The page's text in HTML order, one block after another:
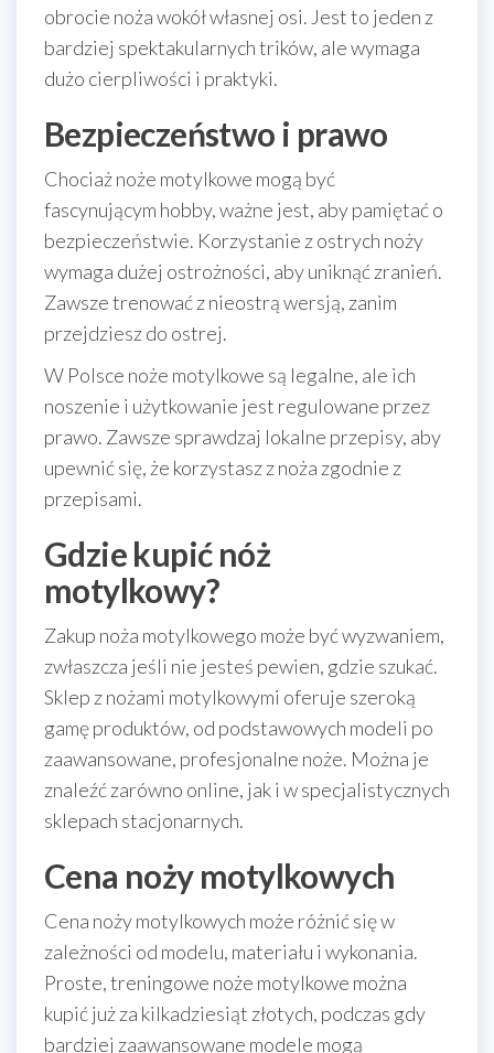
obrocie noża wokół własnej osi. Jest to jeden z
bardziej spektakularnych trików, ale wymaga
dużo cierpliwości i praktyki.
Bezpieczeństwo i prawo
Chociaż noże motylkowe mogą być
fascynującym hobby, ważne jest, aby pamiętać o
bezpieczeństwie. Korzystanie z ostrych noży
wymaga dużej ostrożności, aby uniknąć zranień.
Zawsze trenować z nieostrą wersją, zanim
przejdziesz do ostrej.
W Polsce noże motylkowe są legalne, ale ich
noszenie i użytkowanie jest regulowane przez
prawo. Zawsze sprawdzaj lokalne przepisy, aby
upewnić się, że korzystasz z noża zgodnie z
przepisami.
Gdzie kupić nóż
motylkowy?
Zakup noża motylkowego może być wyzwaniem,
zwłaszcza jeśli nie jesteś pewien, gdzie szukać.
Sklep z nożami motylkowymi oferuje szeroką
gamę produktów, od podstawowych modeli po
zaawansowane, profesjonalne noże. Można je
znaleźć zarówno online, jak i w specjalistycznych
sklepach stacjonarnych.
Cena noży motylkowych
Cena noży motylkowych może różnić się w
zależności od modelu, materiału i wykonania.
Proste, treningowe noże motylkowe można
kupić już za kilkadziesiąt złotych, podczas gdy
bardziej zaawansowane modele mogą